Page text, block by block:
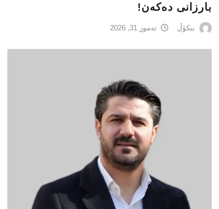
بارزانی دەکەن!
بنکۆڵ تەموز 31, 2026